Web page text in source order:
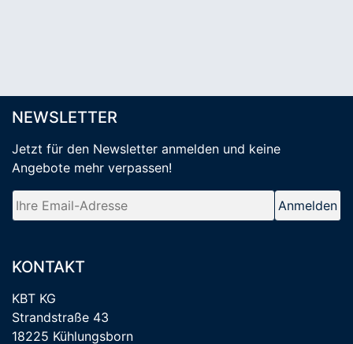
NEWSLETTER
Jetzt für den Newsletter anmelden und keine
Angebote mehr verpassen!
KONTAKT
KBT KG
Strandstraße 43
18225 Kühlungsborn